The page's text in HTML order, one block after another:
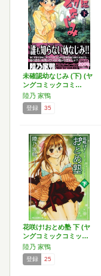
未確認幼なじみ (下) (ヤ
ングコミックコミ…
陸乃 家鴨
登録 35
花咲け!おとめ塾 下 (ヤ
ングコミックコミッ…
陸乃 家鴨
登録 25